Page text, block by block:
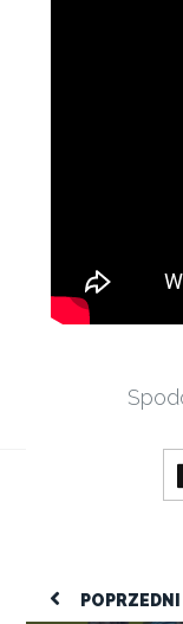
Cyberpunk 2077
konsol